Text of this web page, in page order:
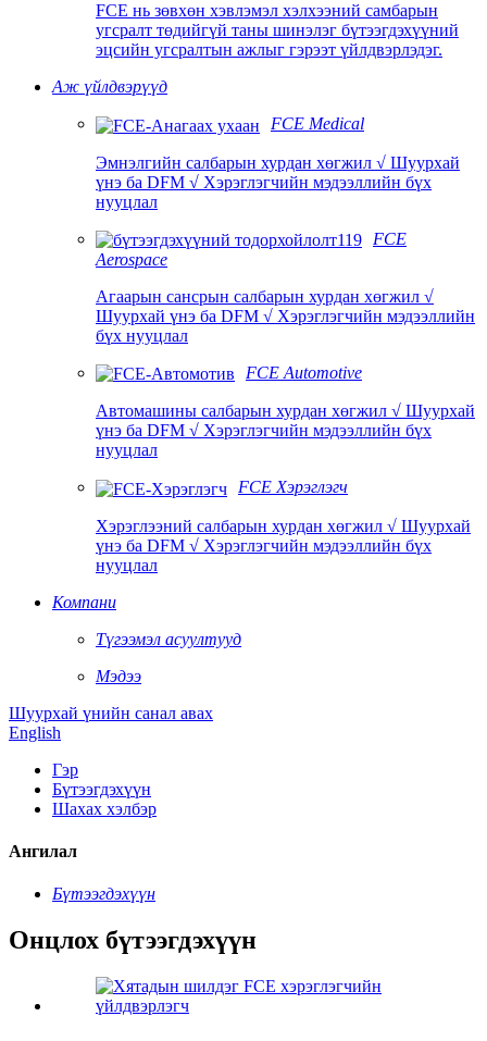
FCE нь зөвхөн хэвлэмэл хэлхээний самбарын
угсралт төдийгүй таны шинэлэг бүтээгдэхүүний
эцсийн угсралтын ажлыг гэрээт үйлдвэрлэдэг.
Аж үйлдвэрүүд
FCE Medical
Эмнэлгийн салбарын хурдан хөгжил √ Шуурхай
үнэ ба DFM √ Хэрэглэгчийн мэдээллийн бүх
нууцлал
FCE
Aerospace
Агаарын сансрын салбарын хурдан хөгжил √
Шуурхай үнэ ба DFM √ Хэрэглэгчийн мэдээллийн
бүх нууцлал
FCE Automotive
Автомашины салбарын хурдан хөгжил √ Шуурхай
үнэ ба DFM √ Хэрэглэгчийн мэдээллийн бүх
нууцлал
FCE Хэрэглэгч
Хэрэглээний салбарын хурдан хөгжил √ Шуурхай
үнэ ба DFM √ Хэрэглэгчийн мэдээллийн бүх
нууцлал
Компани
Түгээмэл асуултууд
Мэдээ
Шуурхай үнийн санал авах
English
Гэр
Бүтээгдэхүүн
Шахах хэлбэр
Ангилал
Бүтээгдэхүүн
Онцлох бүтээгдэхүүн